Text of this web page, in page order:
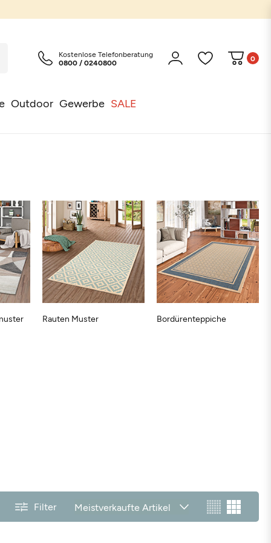
Outdoor Gewerbe SALE
Kostenlose Telefonberatung
0800 / 0240800
0
Bordürenteppiche
Rauten Muster
Filter